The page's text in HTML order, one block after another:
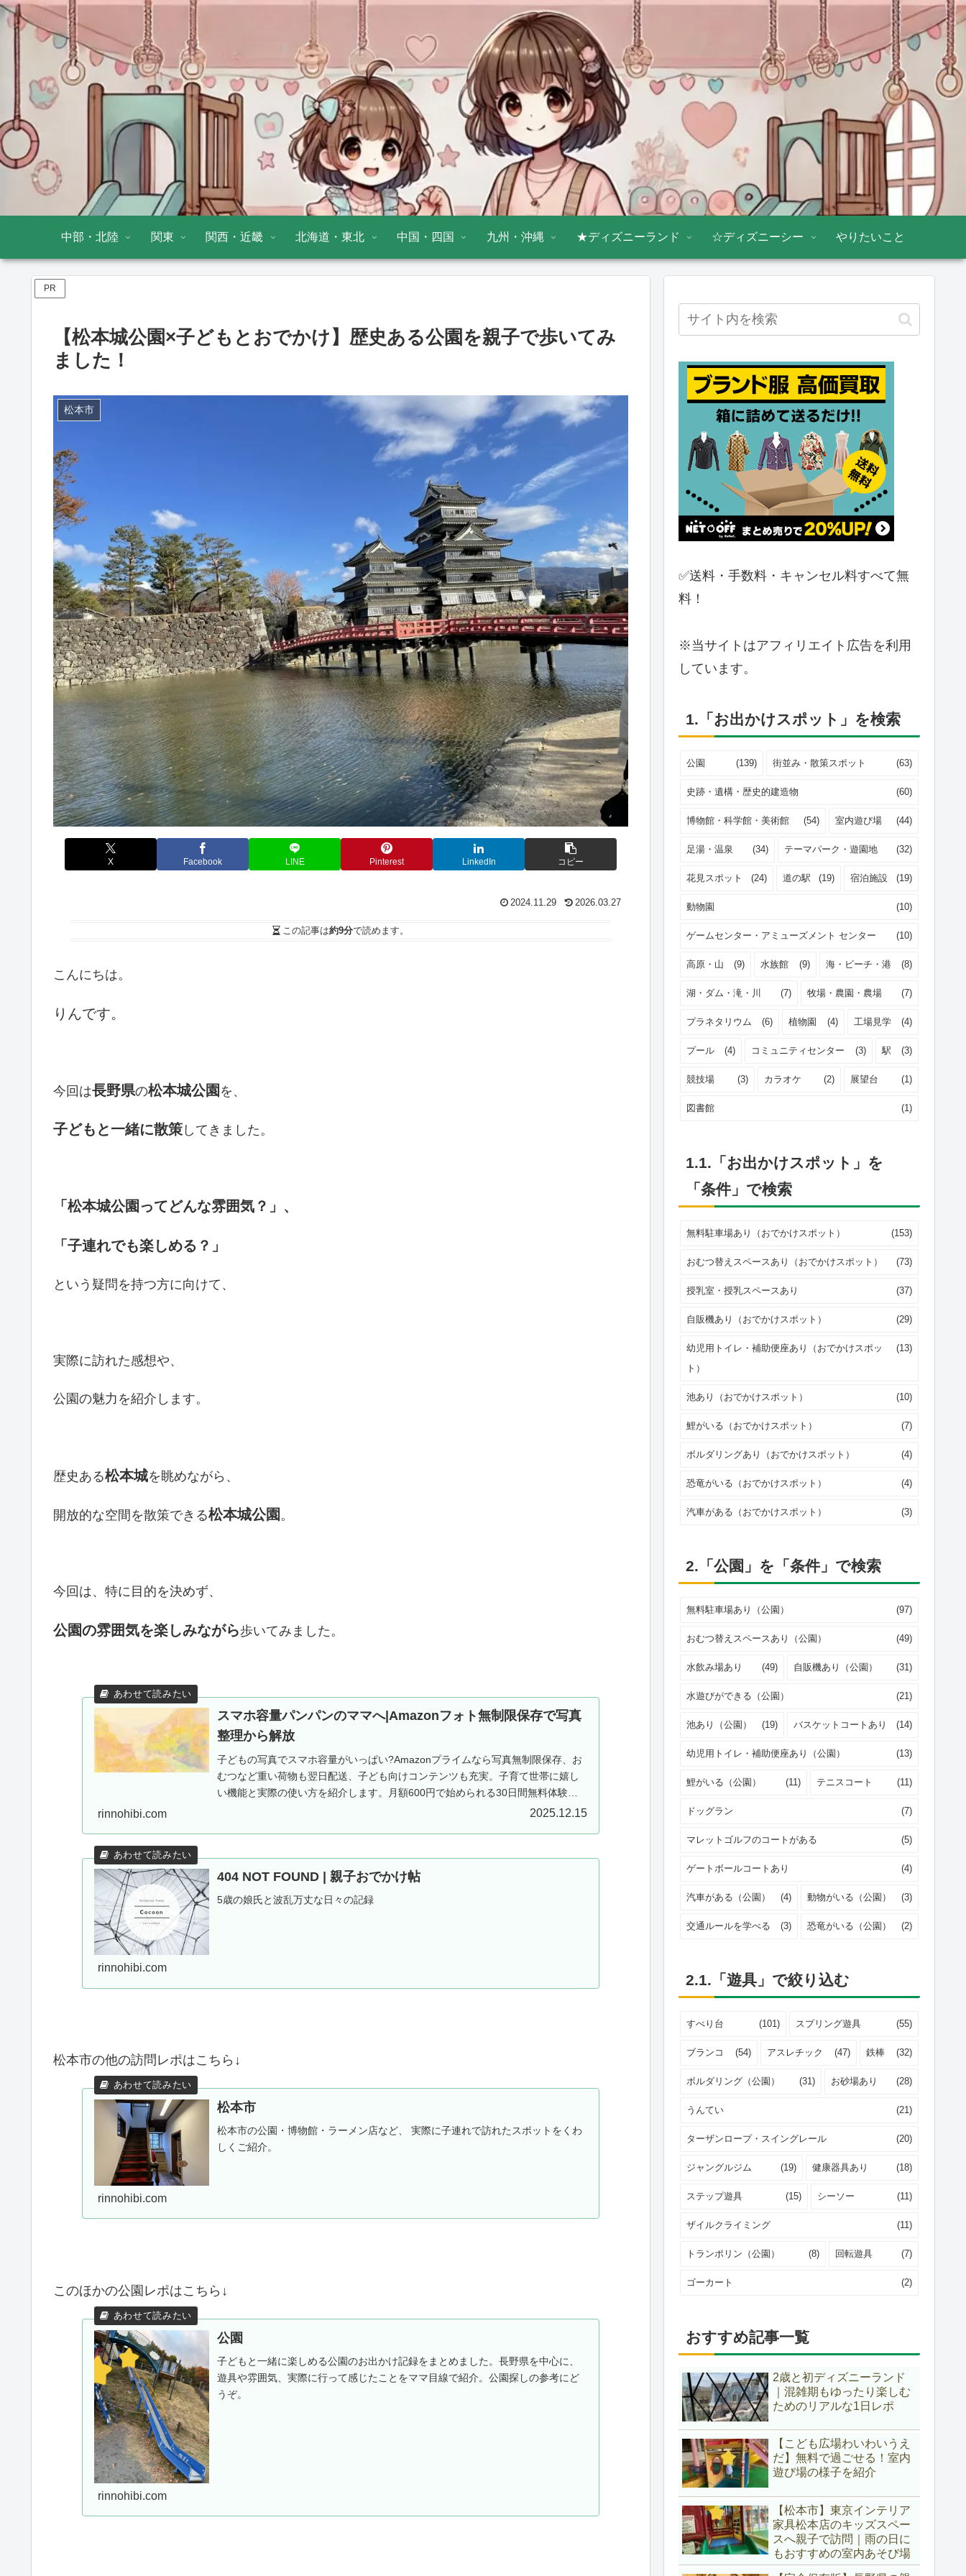
中部・北陸 関東 関西・近畿 北海道・東北 中国・四国 九州・沖縄 ★ディズニーランド ☆ディズニーシー やりたいこと
PR
【松本城公園×子どもとおでかけ】歴史ある公園を親子で歩いてみ
ました！
松本市
X Facebook LINE Pinterest LinkedIn コピー
2024.11.29 2026.03.27
この記事は約9分で読めます。
こんにちは。
りんです。
今回は長野県の松本城公園 を、
子どもと一緒に散策 してきました。
「松本城公園ってどんな雰囲気？」、
「子連れでも楽しめる？」
という疑問を持つ方に向けて、
実際に訪れた感想や、
公園の魅力を紹介します。
歴史ある松本城を眺めながら、
開放的な空間を散策できる松本城公園 。
今回は、特に目的を決めず、
公園の雰囲気を楽しみながら歩いてみました。
スマホ容量パンパンのママへ|Amazonフォト無制限保存で写真
整理から解放
子どもの写真でスマホ容量がいっぱい?Amazonプライムなら写真無制限保存、お
むつなど重い荷物も翌日配送、子ども向けコンテンツも充実。子育て世帯に嬉し
い機能と実際の使い方を紹介します。月額600円で始められる30日間無料体験実
rinnohibi.com 2025.12.15
404 NOT FOUND | 親子おでかけ帖
5歳の娘氏と波乱万丈な日々の記録
rinnohibi.com
松本市の他の訪問レポはこちら↓
松本市
松本市の公園・博物館・ラーメン店など、 実際に子連れで訪れたスポットをくわ
しくご紹介。
rinnohibi.com
このほかの公園レポはこちら↓
公園
子どもと一緒に楽しめる公園のお出かけ記録をまとめました。長野県を中心に、
遊具や雰囲気、実際に行って感じたことをママ目線で紹介。公園探しの参考にど
うぞ。
rinnohibi.com
✅送料・手数料・キャンセル料すべて無
料！
※当サイトはアフィリエイト広告を利用
しています。
1.「お出かけスポット」を検索
公園 (139) 街並み・散策スポット (63)
史跡・遺構・歴史的建造物 (60)
博物館・科学館・美術館 (54) 室内遊び場 (44)
足湯・温泉 (34) テーマパーク・遊園地 (32)
花見スポット (24) 道の駅 (19) 宿泊施設 (19)
動物園 (10)
ゲームセンター・アミューズメント センター (10)
高原・山 (9) 水族館 (9) 海・ビーチ・港 (8)
湖・ダム・滝・川 (7) 牧場・農園・農場 (7)
プラネタリウム (6) 植物園 (4) 工場見学 (4)
プール (4) コミュニティセンター (3) 駅 (3)
競技場 (3) カラオケ (2) 展望台 (1)
図書館 (1)
1.1.「お出かけスポット」を
「条件」で検索
無料駐車場あり（おでかけスポット） (153)
おむつ替えスペースあり（おでかけスポット） (73)
授乳室・授乳スペースあり (37)
自販機あり（おでかけスポット） (29)
幼児用トイレ・補助便座あり（おでかけスポッ
ト）
(13)
池あり（おでかけスポット） (10)
鯉がいる（おでかけスポット） (7)
ボルダリングあり（おでかけスポット） (4)
恐竜がいる（おでかけスポット） (4)
汽車がある（おでかけスポット） (3)
2.「公園」を「条件」で検索
無料駐車場あり（公園） (97)
おむつ替えスペースあり（公園） (49)
水飲み場あり (49) 自販機あり（公園） (31)
水遊びができる（公園） (21)
池あり（公園） (19) バスケットコートあり (14)
幼児用トイレ・補助便座あり（公園） (13)
鯉がいる（公園） (11) テニスコート (11)
ドッグラン (7)
マレットゴルフのコートがある (5)
ゲートボールコートあり (4)
汽車がある（公園） (4) 動物がいる（公園） (3)
交通ルールを学べる (3) 恐竜がいる（公園） (2)
2.1.「遊具」で絞り込む
すべり台 (101) スプリング遊具 (55)
ブランコ (54) アスレチック (47) 鉄棒 (32)
ボルダリング（公園） (31) お砂場あり (28)
うんてい (21)
ターザンロープ・スイングレール (20)
ジャングルジム (19) 健康器具あり (18)
ステップ遊具 (15) シーソー (11)
ザイルクライミング (11)
トランポリン（公園） (8) 回転遊具 (7)
ゴーカート (2)
おすすめ記事一覧
2歳と初ディズニーランド
｜混雑期もゆったり楽しむ
ためのリアルな1日レポ
【こども広場わいわいうえ
だ】無料で過ごせる！室内
遊び場の様子を紹介
【松本市】東京インテリア
家具松本店のキッズスペー
スへ親子で訪問｜雨の日に
もおすすめの室内あそび場